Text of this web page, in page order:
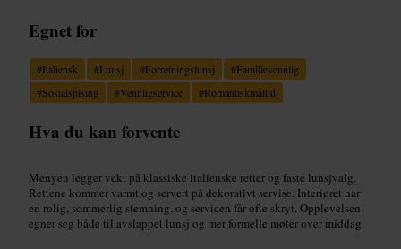
Egnet for
#Italiensk #Lunsj #Forretningslunsj #Familievennlig
#Sosialspising #Vennligservice #Romantiskmåltid
Hva du kan forvente
Menyen legger vekt på klassiske italienske retter og faste lunsjvalg.
Rettene kommer varmt og servert på dekorativt servise. Interiøret har
en rolig, sommerlig stemning, og servicen får ofte skryt. Opplevelsen
egner seg både til avslappet lunsj og mer formelle møter over middag.